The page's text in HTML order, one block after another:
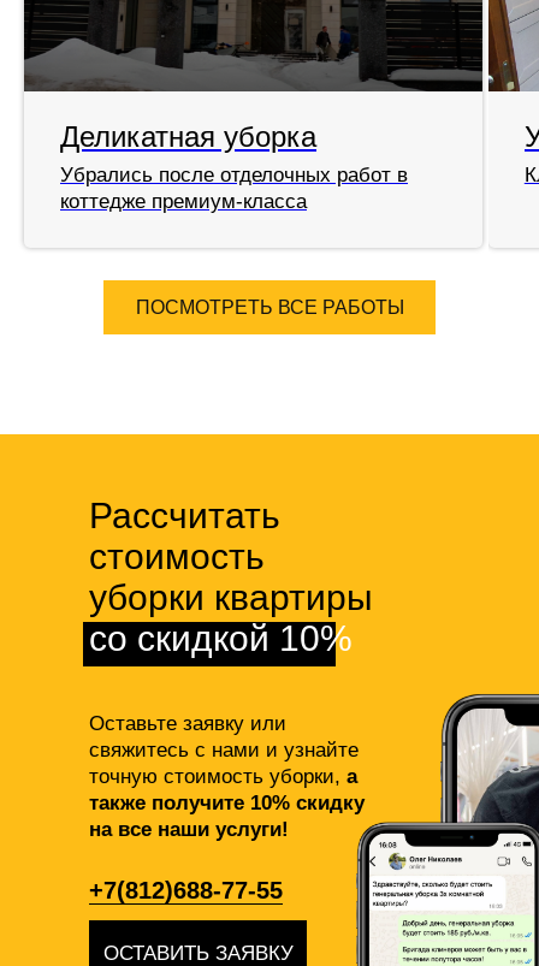
Деликатная уборка
Убрались после отделочных работ в
коттедже премиум-класса
ПОСМОТРЕТЬ ВСЕ РАБОТЫ
Оставьте заявку или
свяжитесь с нами и узнайте
точную стоимость уборки, а
также получите 10% скидку
на все наши услуги!
Рассчитать
стоимость
уборки квартиры
со скидкой 10%
ОСТАВИТЬ ЗАЯВКУ
+7(812)688-77-55